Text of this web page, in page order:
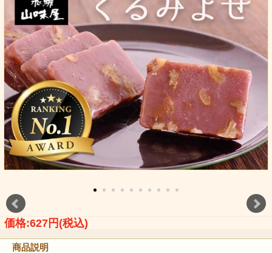
価格:627円(税込)
商品説明